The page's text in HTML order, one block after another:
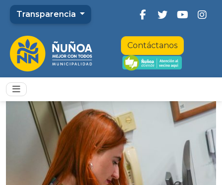
Transparencia
Contáctanos